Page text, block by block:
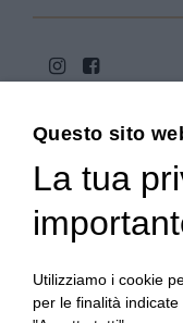
Copyright 2020©
10022 Carmagnola
Questo sito
La tua
Utilizziamo i cookie
per le finalità